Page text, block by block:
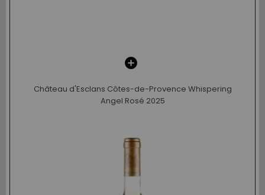
Château d'Esclans Côtes-de-Provence Whispering
Angel Rosé 2025